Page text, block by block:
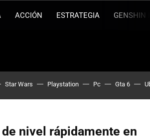
ACCIÓN ESTRATEGIA GENSHIN
Star Wars Playstation Pc Gta 6
nivel rápidamente en